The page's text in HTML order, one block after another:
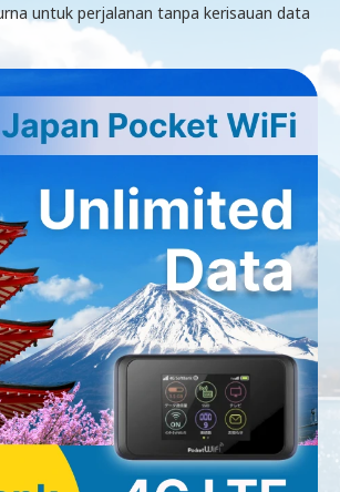
untuk perjalanan tanpa kerisauan data